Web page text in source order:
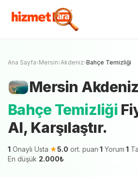
Bahçe Temizliği
Teklifi Al, Karşılaştır.
Ana Sayfa›Mersin›Akdeniz›Bahçe Temizliği
Mersin Akdeniz
Bahçe Temizliği
Al, Karşılaştır.
1 Onaylı Usta·★5.0 ort. puan·1 Yorum·1
En düşük 2.000₺